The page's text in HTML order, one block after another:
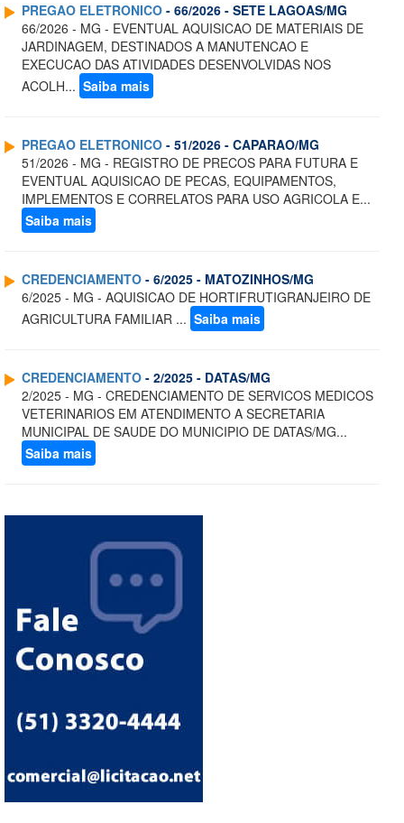
PREGAO ELETRONICO - 66/2026 - SETE LAGOAS/MG
66/2026 - MG - EVENTUAL AQUISICAO DE MATERIAIS DE
JARDINAGEM, DESTINADOS A MANUTENCAO E
EXECUCAO DAS ATIVIDADES DESENVOLVIDAS NOS
ACOLH... Saiba mais
PREGAO ELETRONICO - 51/2026 - CAPARAO/MG
51/2026 - MG - REGISTRO DE PRECOS PARA FUTURA E
EVENTUAL AQUISICAO DE PECAS, EQUIPAMENTOS,
IMPLEMENTOS E CORRELATOS PARA USO AGRICOLA E...
Saiba mais
CREDENCIAMENTO - 6/2025 - MATOZINHOS/MG
6/2025 - MG - AQUISICAO DE HORTIFRUTIGRANJEIRO DE
AGRICULTURA FAMILIAR ... Saiba mais
CREDENCIAMENTO - 2/2025 - DATAS/MG
2/2025 - MG - CREDENCIAMENTO DE SERVICOS MEDICOS
VETERINARIOS EM ATENDIMENTO A SECRETARIA
MUNICIPAL DE SAUDE DO MUNICIPIO DE DATAS/MG...
Saiba mais